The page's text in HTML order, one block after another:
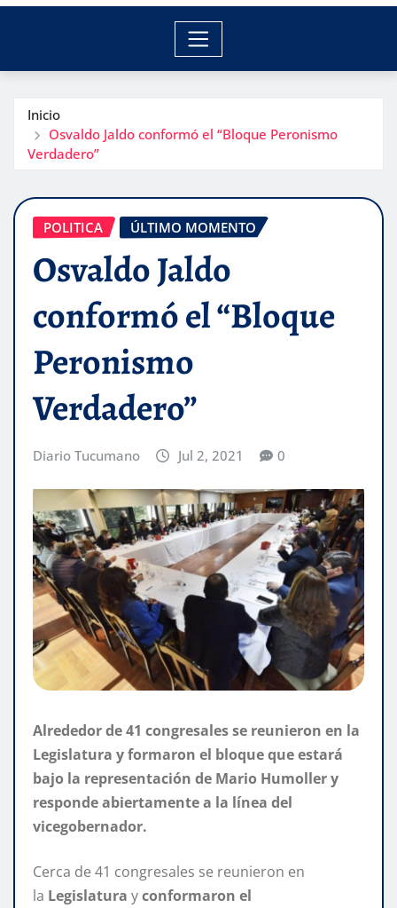
Inicio
Osvaldo Jaldo conformó el “Bloque Peronismo
Verdadero”
POLITICA ÚLTIMO MOMENTO
Osvaldo Jaldo
conformó el “Bloque
Peronismo
Verdadero”
Diario Tucumano Jul 2, 2021 0
Alrededor de 41 congresales se reunieron en la
Legislatura y formaron el bloque que estará
bajo la representación de Mario Humoller y
responde abiertamente a la línea del
vicegobernador.
Cerca de 41 congresales se reunieron en
la Legislatura yconformaron el